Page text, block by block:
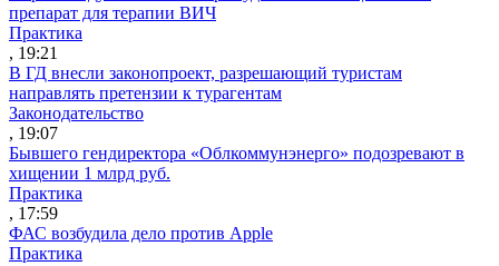
препарат для терапии ВИЧ
Практика
, 19:21
В ГД внесли законопроект, разрешающий туристам
направлять претензии к турагентам
Законодательство
, 19:07
Бывшего гендиректора «Облкоммунэнерго» подозревают в
хищении 1 млрд руб.
Практика
, 17:59
ФАС возбудила дело против Apple
Практика